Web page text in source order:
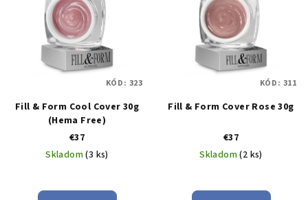
Fill & Form Cool Cover 30g
(Hema Free)
€37
Skladom(3 ks)
KÓD: 323
Fill & Form Cover Rose 30g
€37
Skladom(2 ks)
KÓD: 311